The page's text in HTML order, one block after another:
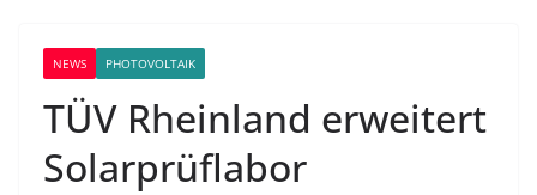
NEWS PHOTOVOLTAIK
TÜV Rheinland erweitert
Solarprüflabor